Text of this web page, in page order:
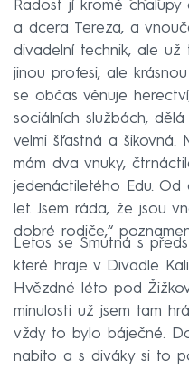
Radost jí kromě chalupy
a dcera Tereza, a
divadelní technik, ale
jinou profesi, ale
se občas věnuje
sociálních službách,
velmi šťastná a šikovná.
mám dva vnuky,
jedenáctiletého Edu. Od
let. Jsem ráda, že jsou
dobré rodiče,“
Letos se Smutná s
které hraje v Divadle
Hvězdné léto pod
minulosti už jsem tam
vždy to bylo báječné.
nabito a s diváky si to